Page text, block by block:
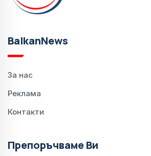
BalkanNews
За нас
Реклама
Контакти
Препоръчваме Ви